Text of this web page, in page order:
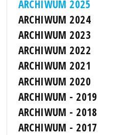
ARCHIWUM 2025
ARCHIWUM 2024
ARCHIWUM 2023
ARCHIWUM 2022
ARCHIWUM 2021
ARCHIWUM 2020
ARCHIWUM - 2019
ARCHIWUM - 2018
ARCHIWUM - 2017